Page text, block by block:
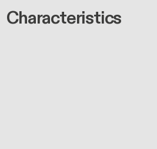
Characteristics